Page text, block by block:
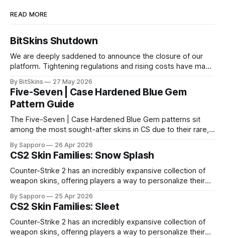
READ MORE
BitSkins Shutdown
We are deeply saddened to announce the closure of our
platform. Tightening regulations and rising costs have made
By BitSkins 27 May 2026
Five-Seven | Case Hardened Blue Gem
Pattern Guide
The Five-Seven | Case Hardened Blue Gem patterns sit
among the most sought-after skins in CS due to their rare,
especially because of their high blue percentage yet being
highly affordable. In 2025, top-tier Blue Gems, especially in
Factory New condition, have reached around
By Sapporo 26 Apr 2026
CS2 Skin Families: Snow Splash
Counter-Strike 2 has an incredibly expansive collection of
weapon skins, offering players a way to personalize their
selection, certain skin families have become iconic,
standing out due to their distinct aesthetics and recurring
presence across multiple weapons. From the sleek, comic-
book-inspired Neo-Noir
By Sapporo 25 Apr 2026
CS2 Skin Families: Sleet
Counter-Strike 2 has an incredibly expansive collection of
weapon skins, offering players a way to personalize their